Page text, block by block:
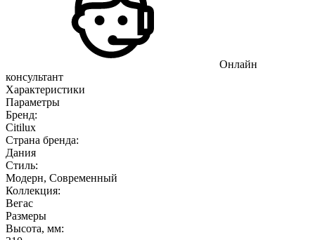
Онлайн
консультант
Характеристики
Параметры
Бренд:
Citilux
Страна бренда:
Дания
Стиль:
Модерн, Современный
Коллекция:
Вегас
Размеры
Высота, мм: